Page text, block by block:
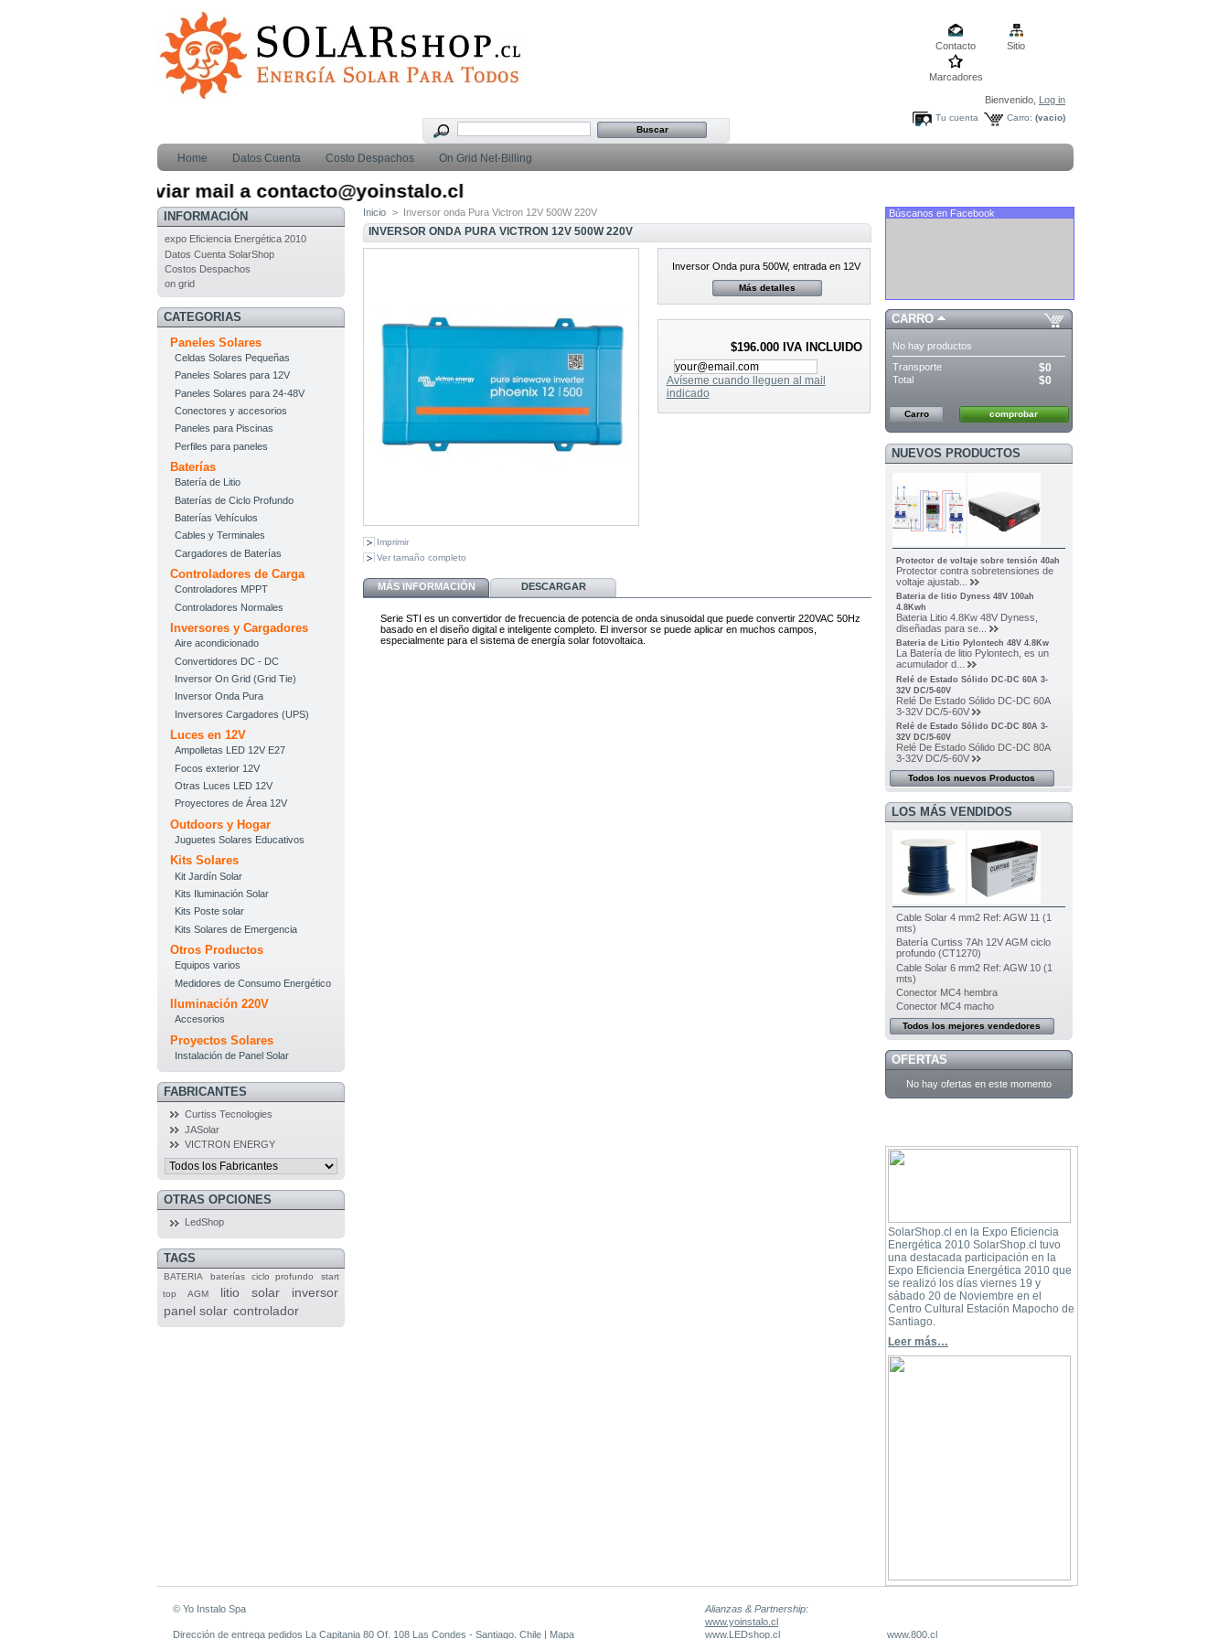
Contacto Sitio
Marcadores
Bienvenido, Log in
Carro: (vacio)
Tu cuenta
Home Datos Cuenta Costo Despachos On Grid Net-Billing
enviar mail a contacto@yoinstalo.cl
INFORMACIÓN
expo Eficiencia Energética 2010
Datos Cuenta SolarShop
Costos Despachos
on grid
CATEGORIAS
Paneles Solares
Celdas Solares Pequeñas
Paneles Solares para 12V
Paneles Solares para 24-48V
Conectores y accesorios
Paneles para Piscinas
Perfiles para paneles
Baterías
Batería de Litio
Baterías de Ciclo Profundo
Baterías Vehículos
Cables y Terminales
Cargadores de Baterías
Controladores de Carga
Controladores MPPT
Controladores Normales
Inversores y Cargadores
Aire acondicionado
Convertidores DC - DC
Inversor On Grid (Grid Tie)
Inversor Onda Pura
Inversores Cargadores (UPS)
Luces en 12V
Ampolletas LED 12V E27
Focos exterior 12V
Otras Luces LED 12V
Proyectores de Área 12V
Outdoors y Hogar
Juguetes Solares Educativos
Kits Solares
Kit Jardín Solar
Kits Iluminación Solar
Kits Poste solar
Kits Solares de Emergencia
Otros Productos
Equipos varios
Medidores de Consumo Energético
Iluminación 220V
Accesorios
Proyectos Solares
Instalación de Panel Solar
FABRICANTES
Curtiss Tecnologies
JASolar
VICTRON ENERGY
OTRAS OPCIONES
LedShop
TAGS
BATERIA baterías ciclo profundo
start
top
AGM litio solar
inversor
panel solar controlador
Inicio > Inversor onda Pura Victron 12V 500W 220V
INVERSOR ONDA PURA VICTRON 12V 500W 220V
Imprimir
Ver tamaño completo
Inversor Onda pura 500W, entrada en 12V
Más detalles
$196.000IVA INCLUIDO
Avíseme cuando lleguen al mail
indicado
MÁS INFORMACIÓN DESCARGAR
Serie STI es un convertidor de frecuencia de potencia de onda sinusoidal que puede convertir 220VAC 50Hz
basado en el diseño digital e inteligente completo. El inversor se puede aplicar en muchos campos,
especialmente para el sistema de energía solar fotovoltaica.
Búscanos en Facebook
CARRO
No hay productos
Transporte
$0
Total $0
Carro comprobar
NUEVOS PRODUCTOS
Protector de voltaje sobre tensión 40ah
Protector contra sobretensiones de
voltaje ajustab...
Bateria de litio Dyness 48V 100ah
4.8Kwh
Bateria Litio 4.8Kw 48V Dyness,
diseñadas para se...
Bateria de Litio Pylontech 48V 4.8Kw
La Batería de litio Pylontech, es un
acumulador d...
Relé de Estado Sólido DC-DC 60A 3-
32V DC/5-60V
Relé De Estado Sólido DC-DC 60A
3-32V DC/5-60V
Relé de Estado Sólido DC-DC 80A 3-
32V DC/5-60V
Relé De Estado Sólido DC-DC 80A
3-32V DC/5-60V
Todos los nuevos Productos
LOS MÁS VENDIDOS
Cable Solar 4 mm2 Ref: AGW 11 (1
mts)
Batería Curtiss 7Ah 12V AGM ciclo
profundo (CT1270)
Cable Solar 6 mm2 Ref: AGW 10 (1
mts)
Conector MC4 hembra
Conector MC4 macho
Todos los mejores vendedores
OFERTAS
No hay ofertas en este momento
SolarShop.cl en la Expo Eficiencia
Energética 2010 SolarShop.cl tuvo
una destacada participación en la
Expo Eficiencia Energética 2010 que
se realizó los días viernes 19 y
sábado 20 de Noviembre en el
Centro Cultural Estación Mapocho de
Santiago.
Leer más…
© Yo Instalo Spa
Alianzas & Partnership:
www.yoinstalo.cl
Dirección de entrega pedidos La Capitania 80 Of. 108 Las Condes - Santiago. Chile | Mapa www.LEDshop.cl www.800.cl